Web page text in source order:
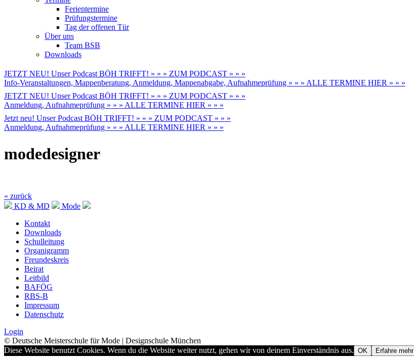
Ferientermine
Prüfungstermine
Tag der offenen Tür
Über uns
Team BSB
Downloads
JETZT NEU! Unser Podcast BÖH TRIFFT! » » » ZUM PODCAST » » »
Info-Veranstaltungen, Mappenberatung, Anmeldung, Mappenabgabe, Aufnahmeprüfung » » » ALLE TERMINE HIER » » »
JETZT NEU! Unser Podcast BÖH TRIFFT! » » » ZUM PODCAST » » »
Anmeldung, Aufnahmeprüfung » » » ALLE TERMINE HIER » » »
Jetzt neu! Unser Podcast BÖH TRIFFT! » » » ZUM PODCAST » » »
Anmeldung, Aufnahmeprüfung » » » ALLE TERMINE HIER » » »
modedesigner
« zurück
KD & MD
Mode
Kontakt
Downloads
Schulleitung
Organigramm
Freundeskreis
Beirat
Leitbild
BAFÖG
RBS-B
Impressum
Datenschutz
Login
© Deutsche Meisterschule für Mode | Designschule München
Diese Website benutzt Cookies. Wenn du die Website weiter nutzt, gehen wir von deinem Einverständnis aus. OK Erfahre mehr